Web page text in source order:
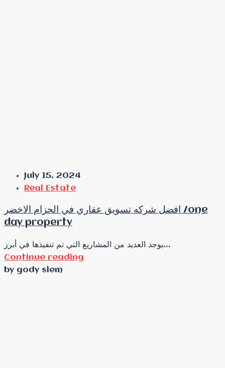
July 15, 2024
Real Estate
افضل شركه تسويق عقاري في الحزام الاخضر /one
day property
يوجد العديد من المشاريع التي تم تنفيذها في أبرز...
Continue reading
by gody slem